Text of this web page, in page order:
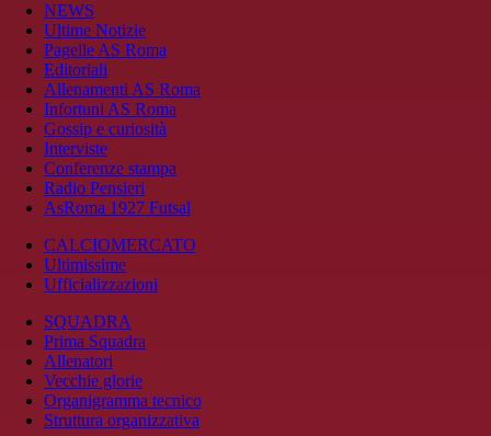
NEWS
Ultime Notizie
Pagelle AS Roma
Editoriali
Allenamenti AS Roma
Infortuni AS Roma
Gossip e curiosità
Interviste
Conferenze stampa
Radio Pensieri
AsRoma 1927 Futsal
CALCIOMERCATO
Ultimissime
Ufficializzazioni
SQUADRA
Prima Squadra
Allenatori
Vecchie glorie
Organigramma tecnico
Struttura organizzativa